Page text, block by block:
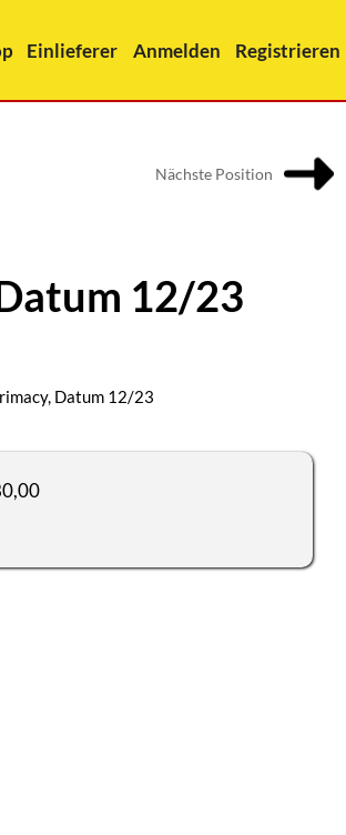
Einlieferer Anmelden Registrieren
Nächste Position
12/23
Datum 12/23